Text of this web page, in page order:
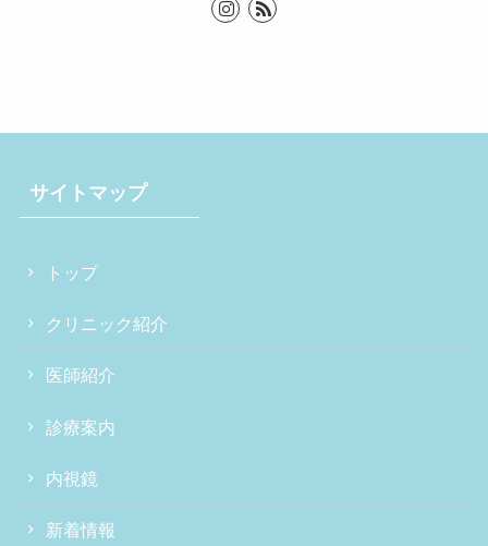
サイトマップ
トップ
クリニック紹介
医師紹介
診療案内
内視鏡
新着情報